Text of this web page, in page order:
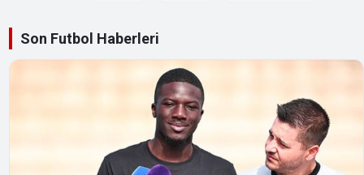
Son Futbol Haberleri